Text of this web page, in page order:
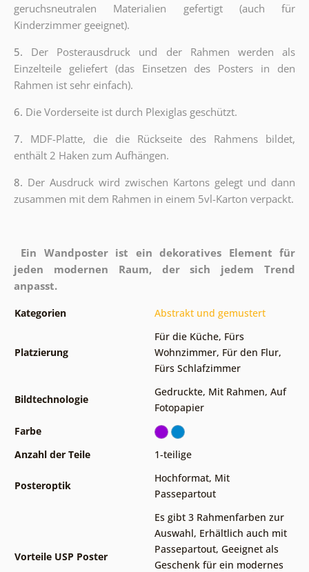
geruchsneutralen Materialien gefertigt (auch für
Kinderzimmer geeignet).
5. Der Posterausdruck und der Rahmen werden als
Einzelteile geliefert (das Einsetzen des Posters in den
Rahmen ist sehr einfach).
6. Die Vorderseite ist durch Plexiglas geschützt.
7. MDF-Platte, die die Rückseite des Rahmens bildet,
enthält 2 Haken zum Aufhängen.
8. Der Ausdruck wird zwischen Kartons gelegt und dann
zusammen mit dem Rahmen in einem 5vl-Karton verpackt.
Ein Wandposter ist ein dekoratives Element für
jeden modernen Raum, der sich jedem Trend
anpasst.
Kategorien Abstrakt und gemustert
Platzierung
Für die Küche, Fürs
Wohnzimmer, Für den Flur,
Fürs Schlafzimmer
Bildtechnologie
Gedruckte, Mit Rahmen, Auf
Fotopapier
Farbe
Anzahl der Teile
1-teilige
Posteroptik
Hochformat, Mit
Passepartout
Vorteile USP Poster
Es gibt 3 Rahmenfarben zur
Auswahl, Erhältlich auch mit
Passepartout, Geeignet als
Geschenk für ein modernes